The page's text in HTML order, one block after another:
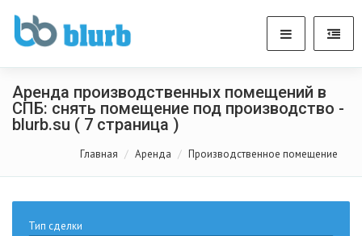
Аренда производственных помещений в
СПБ: снять помещение под производство -
blurb.su ( 7 страница )
Главная Аренда Производственное помещение
Тип сделки